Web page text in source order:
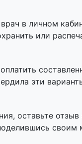
в личном
или
эти
оставьте
своим